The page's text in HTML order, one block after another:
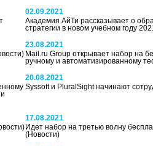
02.09.2021
Академия АйТи рассказывает о
стратегии в новом учебном году
23.08.2021
Mail.ru Group открывает набор на
ручному и автоматизированному
20.08.2021
Syssoft и PluralSight начинают
17.08.2021
Идет набор на третью волну
(Новости)